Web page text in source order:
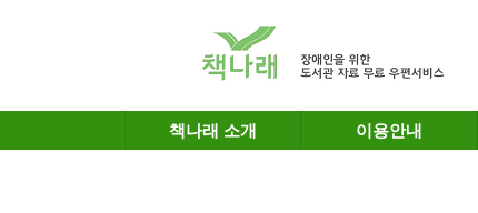
책나래 소개 이용안내